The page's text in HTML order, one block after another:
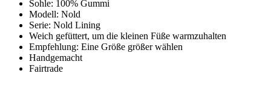
Sohle: 100% Gummi
Modell: Nold
Serie: Nold Lining
Weich gefüttert, um die kleinen Füße warmzuhalten
Empfehlung: Eine Größe größer wählen
Handgemacht
Fairtrade